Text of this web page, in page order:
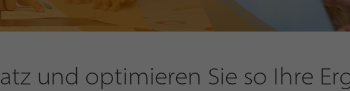
und optimieren Sie so Ihre